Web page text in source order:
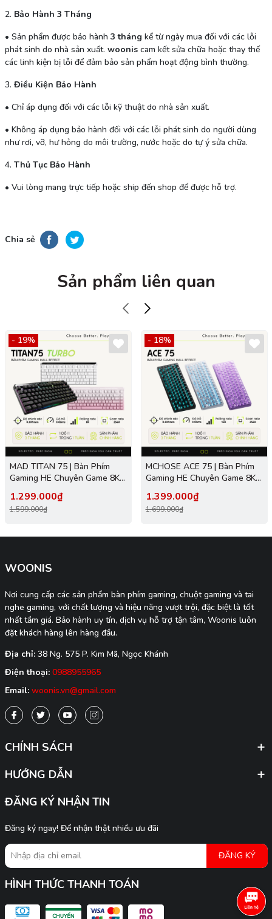
2. Bảo Hành 3 Tháng
• Sản phẩm được bảo hành 3 tháng kể từ ngày mua đối với các lỗi
phát sinh do nhà sản xuất. woonis cam kết sửa chữa hoặc thay thế
các linh kiện bị lỗi để đảm bảo sản phẩm hoạt động bình thường.
3. Điều Kiện Bảo Hành
• Chỉ áp dụng đối với các lỗi kỹ thuật do nhà sản xuất.
• Không áp dụng bảo hành đối với các lỗi phát sinh do người dùng
như rơi, vỡ, hư hỏng do môi trường, nước hoặc do tự ý sửa chữa.
4. Thủ Tục Bảo Hành
• Vui lòng mang trực tiếp hoặc ship đến shop để được hỗ trợ.
Chia sẻ
Sản phẩm liên quan
- 19%
MAD TITAN 75 | Bàn Phím
Gaming HE Chuyên Game 8K |
0.08ms, Accuracy 0.001mm,
RGB 16.8 Triệu Màu
1.299.000₫
1.599.000₫
- 18%
MCHOSE ACE 75 | Bàn Phím
Gaming HE Chuyên Game 8K |
0.08ms, Accuracy 0.001mm,
RGB 16.8 Triệu Màu
1.399.000₫
1.699.000₫
WOONIS
Nơi cung cấp các sản phẩm bàn phím gaming, chuột gaming và tai
nghe gaming, với chất lượng và hiệu năng vượt trội, đặc biệt là tốt
nhất tầm giá. Bảo hành uy tín, dịch vụ hỗ trợ tận tâm, Woonis luôn
đặt khách hàng lên hàng đầu.
Địa chỉ: 38 Ng. 575 P. Kim Mã, Ngọc Khánh
Điện thoại: 0988955965
Email: woonis.vn@gmail.com
CHÍNH SÁCH
HƯỚNG DẪN
ĐĂNG KÝ NHẬN TIN
Đăng ký ngay! Để nhận thật nhiều ưu đãi
ĐĂNG KÝ
HÌNH THỨC THANH TOÁN